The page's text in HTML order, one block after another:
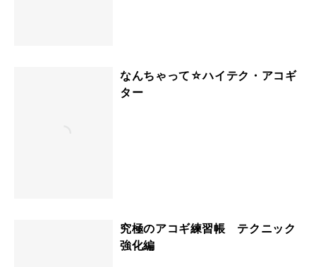
なんちゃって☆ハイテク・アコギ
ター
究極のアコギ練習帳 テクニック
強化編